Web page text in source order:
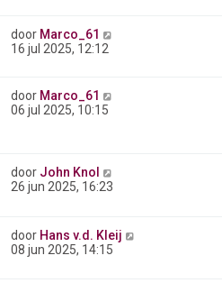
door Marco_61
16 jul 2025, 12:12
door Marco_61
06 jul 2025, 10:15
door John Knol
26 jun 2025, 16:23
door Hans v.d. Kleij
08 jun 2025, 14:15